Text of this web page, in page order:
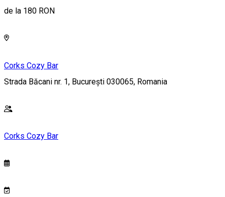
de la 180 RON
Corks Cozy Bar
Strada Băcani nr. 1, București 030065, Romania
Corks Cozy Bar